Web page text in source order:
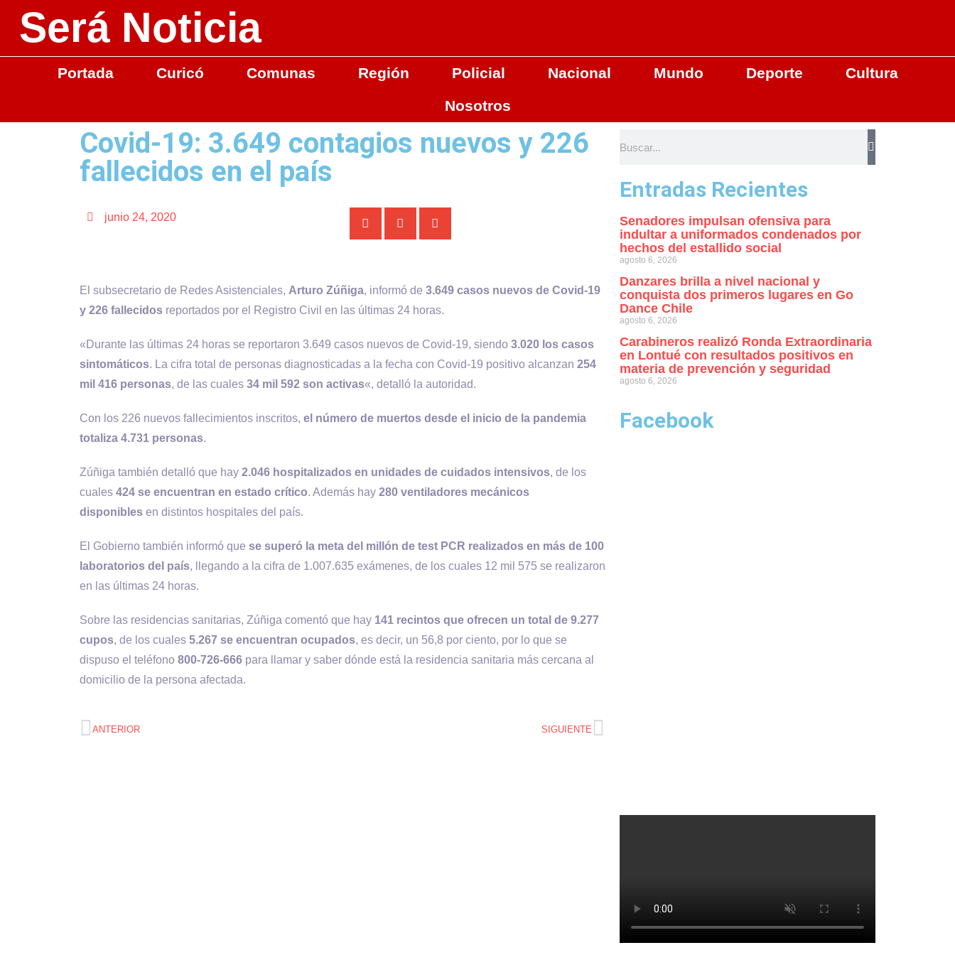
Será Noticia
Portada Curicó Comunas Región Policial Nacional Mundo Deporte
Cultura
Nosotros
Covid-19: 3.649 contagios nuevos y 226
fallecidos en el país
junio 24, 2020
El subsecretario de Redes Asistenciales, Arturo Zúñiga, informó de 3.649 casos nuevos de Covid-19
y 226 fallecidos reportados por el Registro Civil en las últimas 24 horas.
«Durante las últimas 24 horas se reportaron 3.649 casos nuevos de Covid-19, siendo 3.020 los casos
sintomáticos. La cifra total de personas diagnosticadas a la fecha con Covid-19 positivo alcanzan 254
mil 416 personas, de las cuales 34 mil 592 son activas«, detalló la autoridad.
Con los 226 nuevos fallecimientos inscritos, el número de muertos desde el inicio de la pandemia
totaliza 4.731 personas.
Zúñiga también detalló que hay 2.046 hospitalizados en unidades de cuidados intensivos, de los
cuales 424 se encuentran en estado crítico. Además hay 280 ventiladores mecánicos
disponibles en distintos hospitales del país.
El Gobierno también informó que se superó la meta del millón de test PCR realizados en más de 100
laboratorios del país, llegando a la cifra de 1.007.635 exámenes, de los cuales 12 mil 575 se realizaron
en las últimas 24 horas.
Sobre las residencias sanitarias, Zúñiga comentó que hay 141 recintos que ofrecen un total de 9.277
cupos, de los cuales 5.267 se encuentran ocupados, es decir, un 56,8 por ciento, por lo que se
dispuso el teléfono 800-726-666 para llamar y saber dónde está la residencia sanitaria más cercana al
domicilio de la persona afectada.
ANTERIOR SIGUIENTE
Entradas Recientes
Senadores impulsan ofensiva para
indultar a uniformados condenados por
hechos del estallido social
agosto 6, 2026
Danzares brilla a nivel nacional y
conquista dos primeros lugares en Go
Dance Chile
agosto 6, 2026
Carabineros realizó Ronda Extraordinaria
en Lontué con resultados positivos en
materia de prevención y seguridad
agosto 6, 2026
Facebook